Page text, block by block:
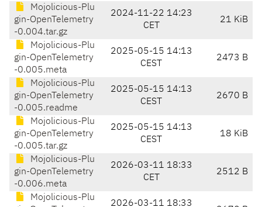
Mojolicious-Plu
gin-OpenTelemetry
-0.004.tar.gz
2024-11-22 14:23
CET
21 KiB
Mojolicious-Plu
gin-OpenTelemetry
-0.005.meta
2025-05-15 14:13
CEST
2473 B
Mojolicious-Plu
gin-OpenTelemetry
-0.005.readme
2025-05-15 14:13
CEST
2670 B
Mojolicious-Plu
gin-OpenTelemetry
-0.005.tar.gz
2025-05-15 14:13
CEST
18 KiB
Mojolicious-Plu
gin-OpenTelemetry
-0.006.meta
2026-03-11 18:33
CET
2512 B
Mojolicious-Plu
2026-03-11 18:33